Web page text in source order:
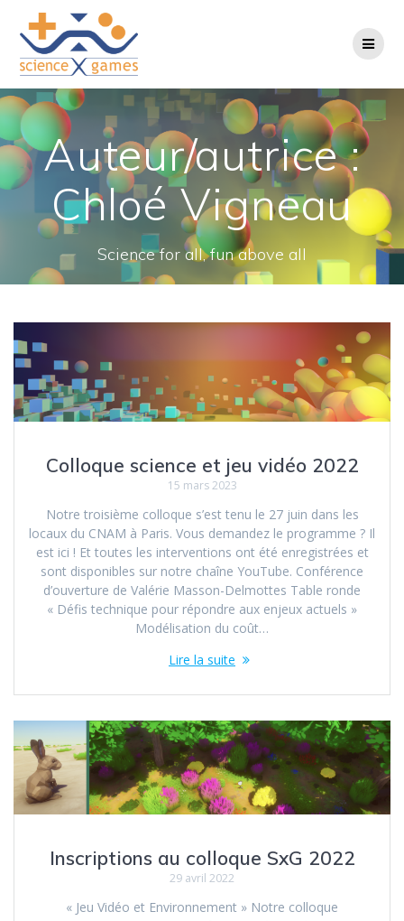
Auteur/autrice :
Chloé Vigneau
Science for all, fun above all
Colloque science et jeu vidéo 2022
15 mars 2023
Notre troisième colloque s’est tenu le 27 juin dans les
locaux du CNAM à Paris. Vous demandez le programme ? Il
est ici ! Et toutes les interventions ont été enregistrées et
sont disponibles sur notre chaîne YouTube. Conférence
d’ouverture de Valérie Masson-Delmottes Table ronde
« Défis technique pour répondre aux enjeux actuels »
Modélisation du coût…
Lire la suite
Inscriptions au colloque SxG 2022
29 avril 2022
« Jeu Vidéo et Environnement » Notre colloque